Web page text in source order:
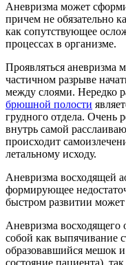
Аневризма может
причем не обязательно
как сопутствующее
процессах в организме.
Проявляться аневризма
частичном разрыве
между слоями. Нередко
брюшной полости
грудного отдела. Очень
внутрь самой
происходит
летальному исходу.
Аневризма восходящей
формирующее
быстром развитии
Аневризма восходящего
собой как выпячивание
образовавшийся мешок
состояние пациента),